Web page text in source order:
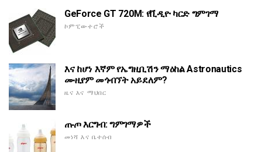
GeForce GT 720M: የቪዲዮ ካርድ ግምገማ
ኮምፒውተሮች
እና ከሆነ እኛም የኤግዚቢሽን ማዕከል Astronautics
ሙዚየም መጎብኘት አይደለም?
ዜና እና ማህበር
ጡጦ እርግብ: ግምገማዎች
መነሻ እና ቤተሰብ